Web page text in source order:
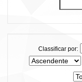
Classificar por: